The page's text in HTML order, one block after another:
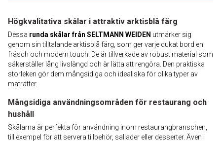
Högkvalitativa skålar i attraktiv arktisblå färg
Dessa runda skålar från SELTMANN WEIDEN utmärker sig
genom sin tilltalande arktisblå färg, som ger varje dukat bord en
fräsch och modern touch. De är tillverkade av robust material som
säkerställer lång livslängd och är lätta att rengöra. Den praktiska
storleken gör dem mångsidiga och idealiska för olika typer av
maträtter.
Mångsidiga användningsområden för restaurang och
hushåll
Skålarna är perfekta för användning inom restaurangbranschen,
till exempel för att servera tillbehör, sallader eller desserter. Även i